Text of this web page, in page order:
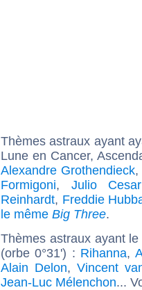
Thèmes astraux ayant
Lune en Cancer,
Alexandre Grothendieck
Formigoni, Julio
Reinhardt, Freddie
le même Big Three.
Thèmes astraux ayant
(orbe 0°31') : Rihanna,
Alain Delon,Vincent
Jean-Luc Mélenchon...